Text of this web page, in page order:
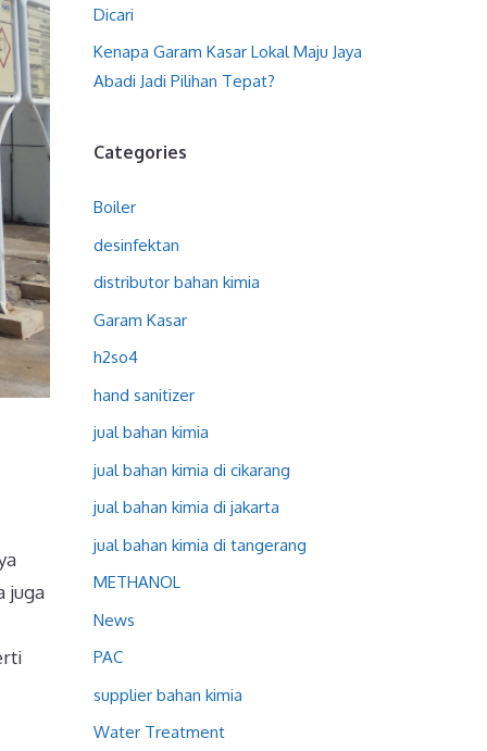
juga
Dicari
Kenapa Garam Kasar Lokal Maju Jaya
Abadi Jadi Pilihan Tepat?
Categories
Boiler
desinfektan
distributor bahan kimia
Garam Kasar
h2so4
hand sanitizer
jual bahan kimia
jual bahan kimia di cikarang
jual bahan kimia di jakarta
jual bahan kimia di tangerang
METHANOL
News
PAC
supplier bahan kimia
Water Treatment